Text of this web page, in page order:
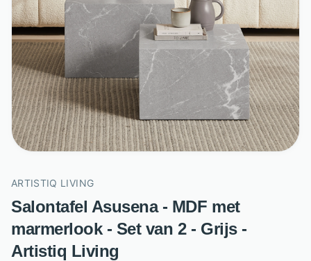
ARTISTIQ LIVING
Salontafel Asusena - MDF met
marmerlook - Set van 2 - Grijs -
Artistiq Living